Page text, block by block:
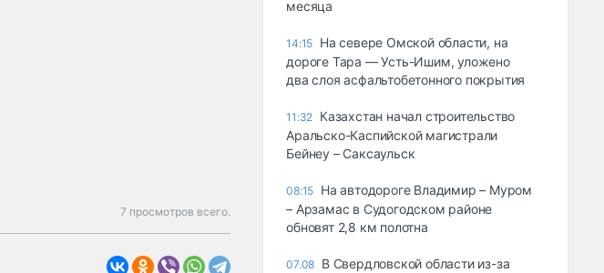
7 просмотров всего.
месяца
14:15 На севере Омской области, на
дороге Тара — Усть-Ишим, уложено
два слоя асфальтобетонного покрытия
11:32 Казахстан начал строительство
Аральско-Каспийской магистрали
Бейнеу – Саксаульск
08:15 На автодороге Владимир – Муром
– Арзамас в Судогодском районе
обновят 2,8 км полотна
07.08 В Свердловской области из-за